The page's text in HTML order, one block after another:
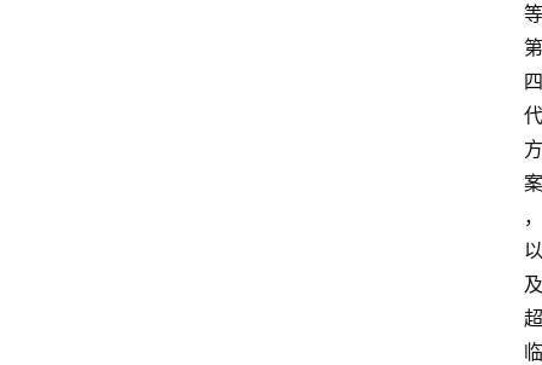
等
第
四
代
方
案
，
以
及
超
临